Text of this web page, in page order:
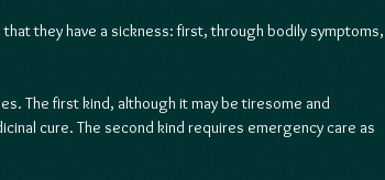
they have a sickness: first, through bodily symptoms,
The first kind, although it may be tiresome and
cure. The second kind requires emergency care as